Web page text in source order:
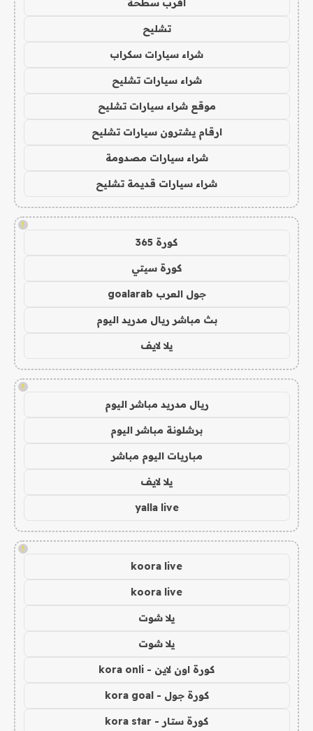
اقرب سطحة
تشليح
شراء سيارات سكراب
شراء سيارات تشليح
موقع شراء سيارات تشليح
ارقام يشترون سيارات تشليح
شراء سيارات مصدومة
شراء سيارات قديمة تشليح
!
كورة 365
كورة سيتي
جول العرب goalarab
بث مباشر ريال مدريد اليوم
يلا لايف
!
ريال مدريد مباشر اليوم
برشلونة مباشر اليوم
مباريات اليوم مباشر
يلا لايف
yalla live
!
koora live
koora live
يلا شوت
يلا شوت
كورة اون لاين - kora onli
كورة جول - kora goal
كورة ستار - kora star